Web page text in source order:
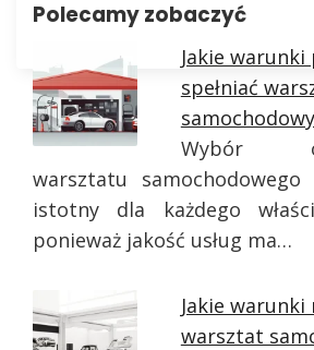
Polecamy zobaczyć
Jakie
spełniać
Wybór
warsztatu
istotny dla każdego
ponieważ jakość usług ma…
Jakie warunki
warsztat